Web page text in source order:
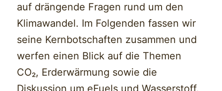
auf drängende Fragen rund um den
Klimawandel. Im Folgenden fassen wir
seine Kernbotschaften zusammen und
werfen einen Blick auf die Themen
CO₂, Erderwärmung sowie die
Diskussion um eFuels und Wasserstoff.